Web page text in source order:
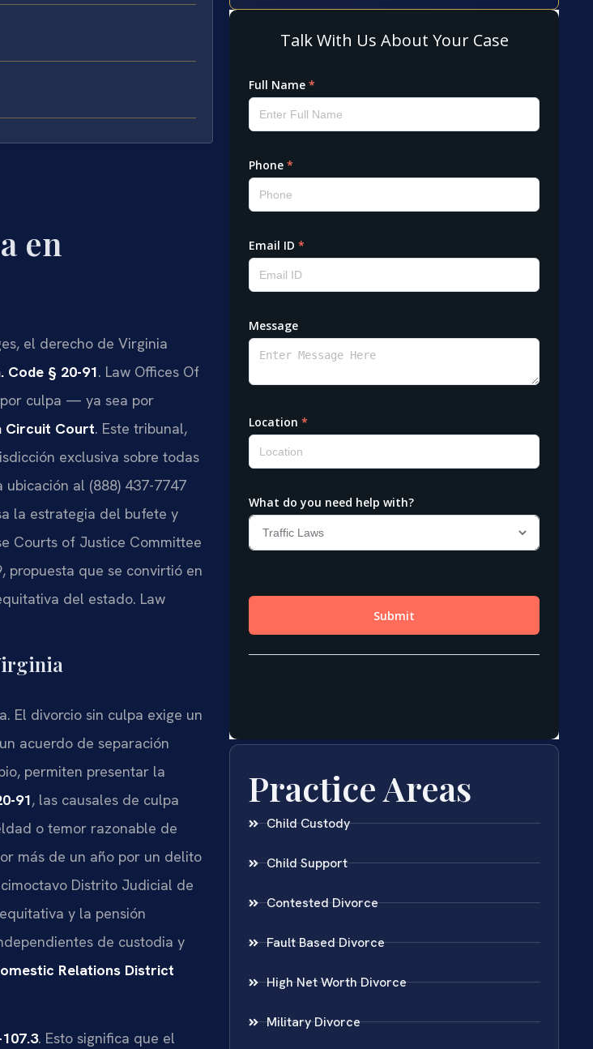
en
el derecho de Virginia
Code § 20-91. Law Offices Of
por culpa — ya sea por
Circuit Court. Este tribunal,
exclusiva sobre todas
al (888) 437-7747
la estrategia del bufete y
Courts of Justice Committee
propuesta que se convirtió en
del estado. Law
El divorcio sin culpa exige un
acuerdo de separación
permiten presentar la
91, las causales de culpa
o temor razonable de
más de un año por un delito
Distrito Judicial de
y la pensión
de custodia y
Relations District
. Esto significa que el
Practice Areas
Child Custody
Child Support
Contested Divorce
Fault Based Divorce
High Net Worth Divorce
Military Divorce